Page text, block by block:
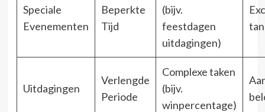
Speciale
Evenementen
Beperkte
Tijd
(bijv.
feestdagen
uitdagingen)
Uitdagingen
Verlengde
Periode
Complexe taken
(bijv.
winpercentage)